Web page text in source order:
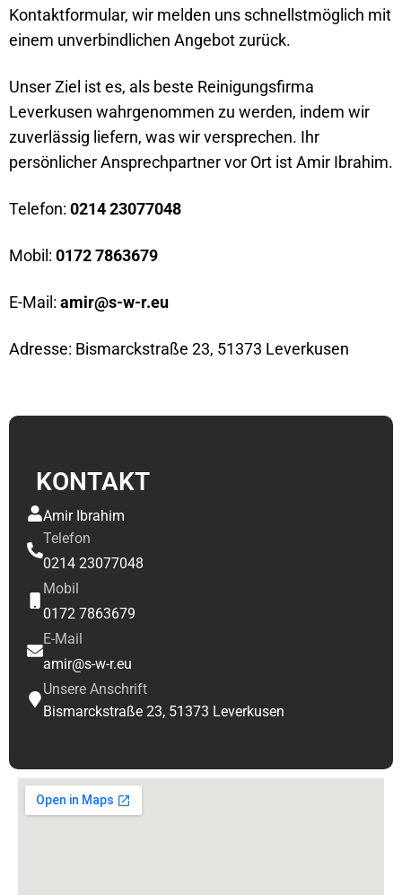
Kontaktformular, wir melden uns schnellstmöglich mit
einem unverbindlichen Angebot zurück.
Unser Ziel ist es, als beste Reinigungsfirma
Leverkusen wahrgenommen zu werden, indem wir
zuverlässig liefern, was wir versprechen. Ihr
persönlicher Ansprechpartner vor Ort ist Amir Ibrahim.
Telefon: 0214 23077048
Mobil: 0172 7863679
E-Mail: amir@s-w-r.eu
Adresse: Bismarckstraße 23, 51373 Leverkusen
KONTAKT
Amir Ibrahim
Telefon
0214 23077048
Mobil
0172 7863679
E-Mail
amir@s-w-r.eu
Unsere Anschrift
Bismarckstraße 23, 51373 Leverkusen